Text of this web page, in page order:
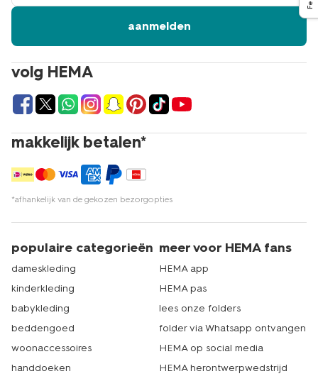
volg HEMA
makkelijk betalen*
*afhankelijk van de gekozen bezorgopties
aanmelden
populaire categorieën
dameskleding
kinderkleding
babykleding
beddengoed
woonaccessoires
handdoeken
meer voor HEMA fans
HEMA app
HEMA pas
lees onze folders
folder via Whatsapp ontvangen
HEMA op social media
HEMA herontwerpwedstrijd